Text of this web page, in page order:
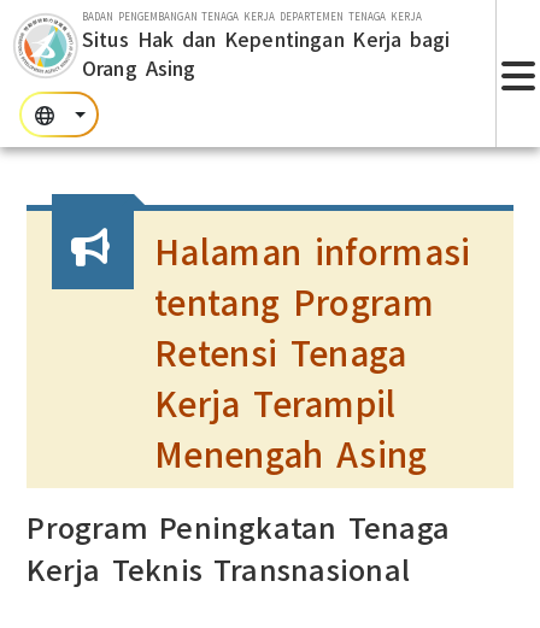
Lompat ke bagian utama
BADAN PENGEMBANGAN TENAGA KERJA DEPARTEMEN TENAGA KERJA
Situs Hak dan Kepentingan Kerja bagi
Orang Asing
:::
:::
Halaman informasi
tentang Program
Retensi Tenaga
Kerja Terampil
Menengah Asing
Program Peningkatan Tenaga
Kerja Teknis Transnasional